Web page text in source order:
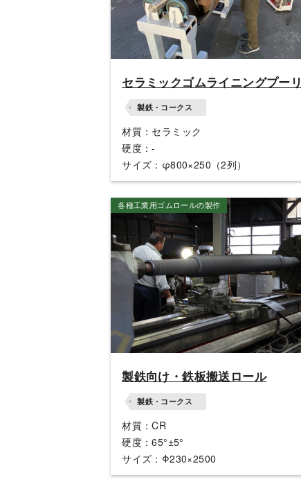
セラミックゴムライニングプーリ
製鉄・コークス
材質：セラミック
硬度：-
サイズ：φ800×250（2列）
各種工業用ゴムロールの製作
製鉄向け・鉄板搬送ロール
製鉄・コークス
材質：CR
硬度：65°±5°
サイズ：Φ230×2500